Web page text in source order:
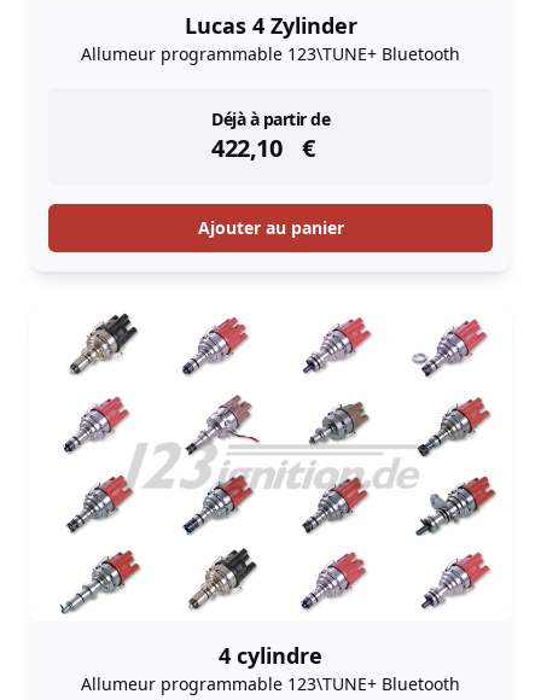
Lucas 4 Zylinder
Allumeur programmable 123\TUNE+ Bluetooth
Déjà à partir de
422,10 €
instock
Ajouter au panier
4 cylindre
Allumeur programmable 123\TUNE+ Bluetooth